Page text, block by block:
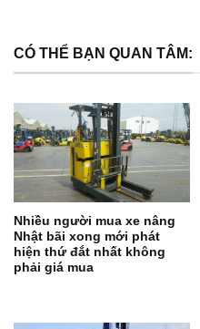
CÓ THỂ BẠN QUAN TÂM:
Nhiều người mua xe nâng
Nhật bãi xong mới phát
hiện thứ đắt nhất không
phải giá mua